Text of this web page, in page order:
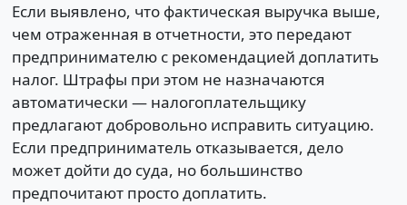
Если выявлено, что фактическая выручка выше,
чем отраженная в отчетности, это передают
предпринимателю с рекомендацией доплатить
налог. Штрафы при этом не назначаются
автоматически — налогоплательщику
предлагают добровольно исправить ситуацию.
Если предприниматель отказывается, дело
может дойти до суда, но большинство
предпочитают просто доплатить.